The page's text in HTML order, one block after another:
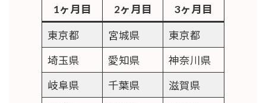
1ヶ月目 2ヶ月目 3ヶ月目
東京都 宮城県
東京都
埼玉県
愛知県
神奈川県
岐阜県
千葉県
滋賀県